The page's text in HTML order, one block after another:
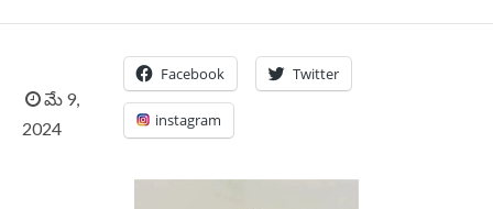
మే 9,
2024
Facebook Twitter
instagram